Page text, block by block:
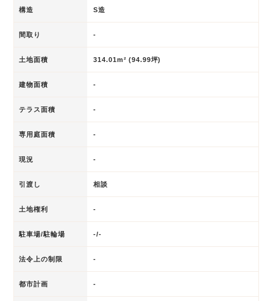
構造 S造
間取り -
土地面積 314.01m² (94.99坪)
建物面積 -
テラス面積 -
専用庭面積 -
現況 -
引渡し 相談
土地権利 -
駐車場/駐輪場 -/-
法令上の制限 -
都市計画 -